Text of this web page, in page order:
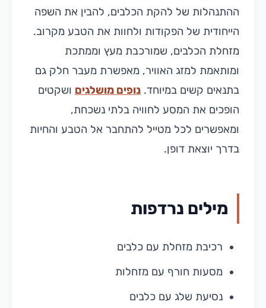
ההתנהלות של להקת הכלבים, להבין את השפה
הייחודית של הפקודות ולחוות את הטבע מקרוב.
מזחלת הכלבים, שמורכבת מעץ וממתכת
ומותאמת למזג האוויר, מאפשרת מעבר חלק גם
בתנאים קשים במיוחד. נופים מושלגים ושקטים
הופכים את המסע לחוויה בלתי נשכחת,
ומאפשרים לכל מטייל להתחבר אל הטבע והחיות
בדרך יוצאת דופן.
מילים נרדפות
רכיבת מזחלת עם כלבים
מסעות חורף עם מזחלות
נסיעת שלג עם כלבים